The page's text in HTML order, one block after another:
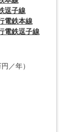
逗子線
電鉄本線
電鉄逗子線
／年）